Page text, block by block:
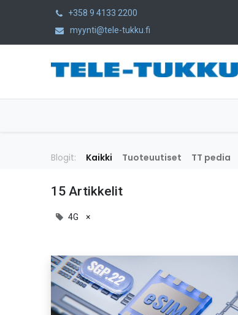
+358 9 4133 2200
myynti@tele-tukku.fi
Blogit: Kaikki Tuoteuutiset TT pedia
15 Artikkelit
4G ×